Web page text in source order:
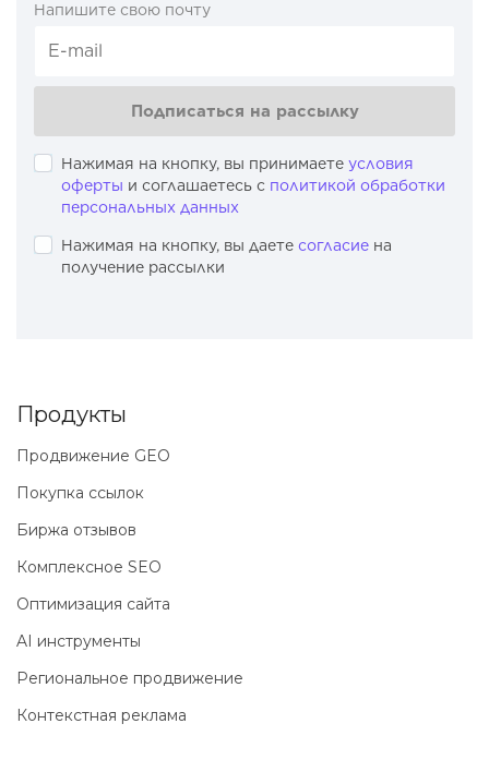
Напишите свою почту
Подписаться на рассылку
Нажимая на кнопку, вы принимаете условия
оферты и соглашаетесь с политикой обработки
персональных данных
Нажимая на кнопку, вы даете согласие на
получение рассылки
Продукты
Продвижение GEO
Покупка ссылок
Биржа отзывов
Комплексное SEO
Оптимизация сайта
AI инструменты
Региональное продвижение
Контекстная реклама